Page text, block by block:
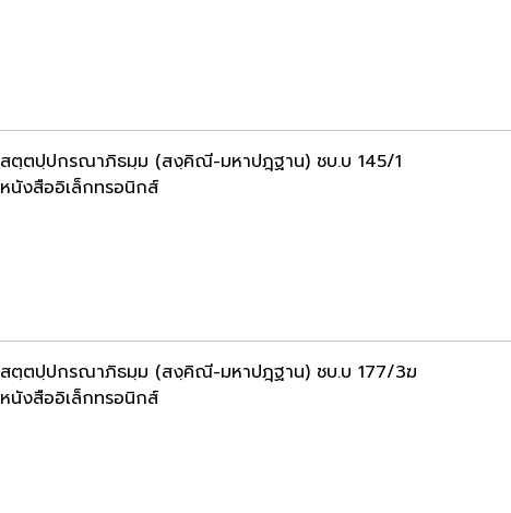
สตฺตปฺปกรณาภิธมฺม (สงฺคิณี-มหาปฎฺฐาน) ชบ.บ 145/1
หนังสืออิเล็กทรอนิกส์
สตฺตปฺปกรณาภิธมฺม (สงฺคิณี-มหาปฎฺฐาน) ชบ.บ 177/3ฆ
หนังสืออิเล็กทรอนิกส์